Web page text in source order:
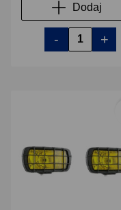
Dodaj
- +